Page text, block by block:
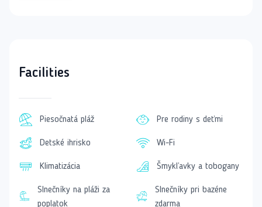
Hotel ponúka rôzne typy izieb, ktoré vyhovujú rôznym
až po priestrannejšie varianty, všetky izby sú vybavené
moderným nábytkom, kúpeľňou, klimatizáciou,
televíziou a buď balkónom, alebo terasou. Bez ohľadu
na to, či ide o rodinnú dovolenku, alebo romantický
víkend, hostia tu nájdu ideálne miesto na relaxáciu.
Stravovanie a zábava
Hotelová reštaurácia s príjemnou terasou ponúka
široký výber jedál formou bufetu, ktorý zahŕňa raňajky,
Facilities
Piesočnatá pláž Pre rodiny s deťmi
Detské ihrisko Wi-Fi
Klimatizácia Šmykľavky a tobogany
Slnečníky na pláži za
poplatok
Slnečníky pri bazéne
zdarma